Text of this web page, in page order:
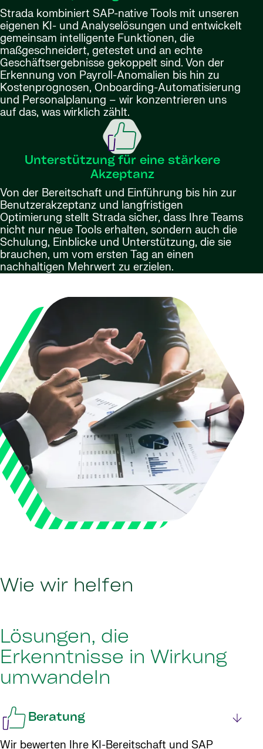
Strada kombiniert SAP-native Tools mit unseren
eigenen KI- und Analyselösungen und entwickelt
gemeinsam intelligente Funktionen, die
maßgeschneidert, getestet und an echte
Geschäftsergebnisse gekoppelt sind. Von der
Erkennung von Payroll-Anomalien bis hin zu
Kostenprognosen, Onboarding-Automatisierung
und Personalplanung – wir konzentrieren uns
auf das, was wirklich zählt.
Unterstützung für eine stärkere
Akzeptanz
Von der Bereitschaft und Einführung bis hin zur
Benutzerakzeptanz und langfristigen
Optimierung stellt Strada sicher, dass Ihre Teams
nicht nur neue Tools erhalten, sondern auch die
Schulung, Einblicke und Unterstützung, die sie
brauchen, um vom ersten Tag an einen
nachhaltigen Mehrwert zu erzielen.
Wie wir helfen
Lösungen, die
Erkenntnisse in Wirkung
umwandeln
Beratung
Wir bewerten Ihre KI-Bereitschaft und SAP